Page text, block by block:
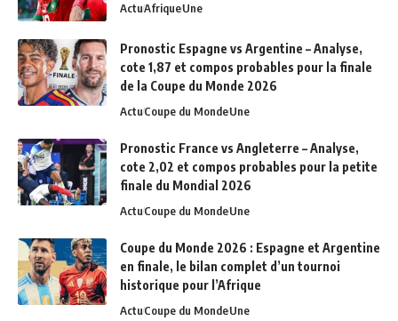
ActuAfriqueUne
Pronostic Espagne vs Argentine – Analyse,
cote 1,87 et compos probables pour la finale
de la Coupe du Monde 2026
ActuCoupe du MondeUne
Pronostic France vs Angleterre – Analyse,
cote 2,02 et compos probables pour la petite
finale du Mondial 2026
ActuCoupe du MondeUne
Coupe du Monde 2026 : Espagne et Argentine
en finale, le bilan complet d’un tournoi
historique pour l’Afrique
ActuCoupe du MondeUne